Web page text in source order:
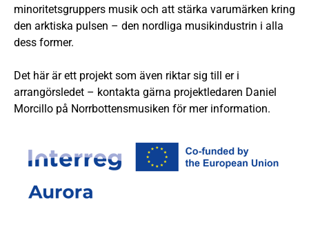
minoritetsgruppers musik och att stärka varumärken kring
den arktiska pulsen – den nordliga musikindustrin i alla
dess former.
Det här är ett projekt som även riktar sig till er i
arrangörsledet – kontakta gärna projektledaren Daniel
Morcillo på Norrbottensmusiken för mer information.